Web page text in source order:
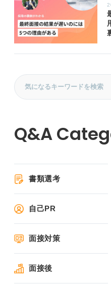
書類選考
自己PR
面接対策
面接後